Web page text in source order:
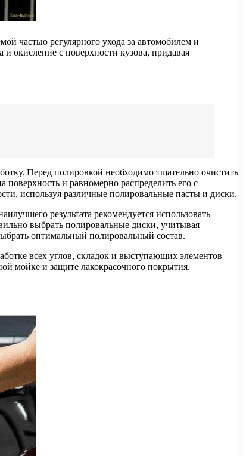
частью регулярного ухода за автомобилем и
окисление с поверхности кузова, придавая
Перед полировкой необходимо тщательно очистить
поверхность и равномерно распределить его с
используя различные полировальные пасты и диски.
результата рекомендуется использовать
выбрать полировальные диски, учитывая
оптимальный полировальный состав.
всех углов, складок и выступающих элементов
мойке и защите лакокрасочного покрытия.